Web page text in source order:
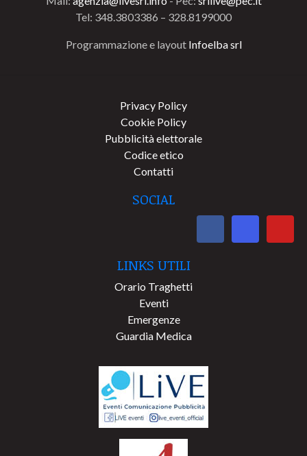
Tel: 348.3803386 – 328.8199000
Programmazione e layout Infoelba srl
Privacy Policy
Cookie Policy
Pubblicità elettorale
Codice etico
Contatti
SOCIAL
LINKS UTILI
Orario Traghetti
Eventi
Emergenze
Guardia Medica